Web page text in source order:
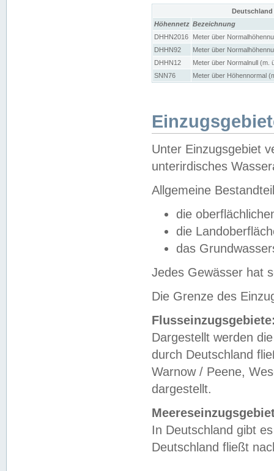
Höhennetz Bezeichnung
DHHN2016
Meter über
DHHN92
Meter über
DHHN12
Meter über Normalnull (m.
SNN76
Meter über Höhennormal
Unter Einzugsgebiet
unterirdisches
Allgemeine
die
die
das
Jedes Gewässer hat
Die Grenze des
Dargestellt werden
durch Deutschland
Warnow / Peene,
dargestellt.
In Deutschland gibt
Deutschland fließt